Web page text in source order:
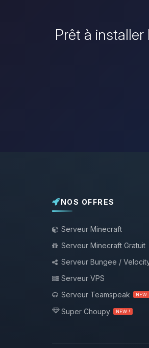
Prêt à
NOS OFFRES
Serveur Minecraft
Serveur Minecraft Gratuit
Serveur Bungee /
Serveur VPS
Serveur Teamspeak
NEW !
Super Choupy NEW !